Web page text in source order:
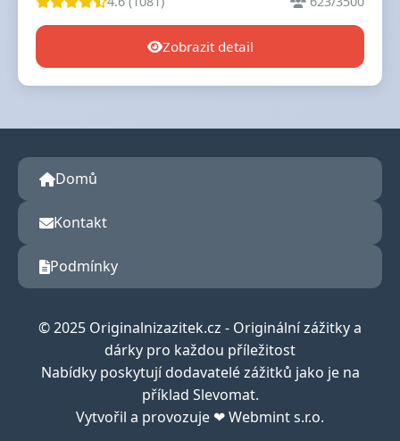
Zobrazit detail
Domů
Kontakt
Podmínky
© 2025 Originalnizazitek.cz - Originální zážitky a
dárky pro každou příležitost
Nabídky poskytují dodavatelé zážitků jako je na
příklad Slevomat.
Vytvořil a provozuje ❤ Webmint s.r.o.